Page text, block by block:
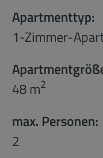
Apartmenttyp:
1-Zimmer-
48 m2
max. Personen:
2